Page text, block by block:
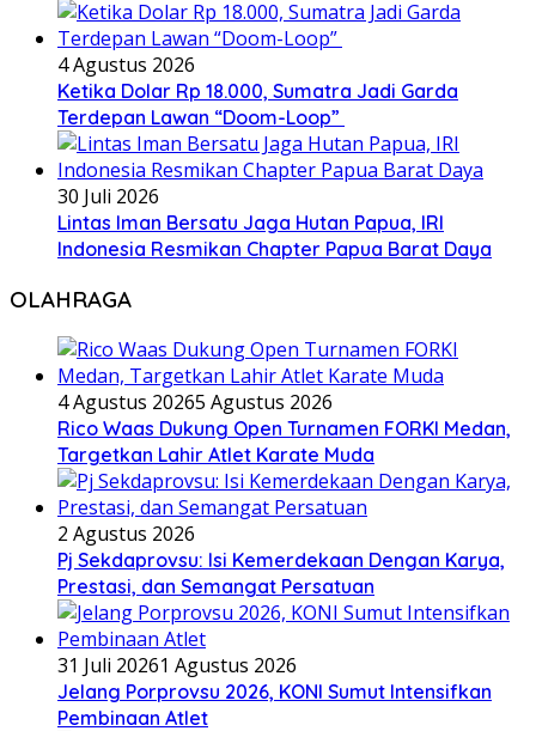
4 Agustus 2026
Ketika Dolar Rp 18.000, Sumatra Jadi Garda
Terdepan Lawan “Doom-Loop”
30 Juli 2026
Lintas Iman Bersatu Jaga Hutan Papua, IRI
Indonesia Resmikan Chapter Papua Barat Daya
OLAHRAGA
4 Agustus 20265 Agustus 2026
Rico Waas Dukung Open Turnamen FORKI Medan,
Targetkan Lahir Atlet Karate Muda
2 Agustus 2026
Pj Sekdaprovsu: Isi Kemerdekaan Dengan Karya,
Prestasi, dan Semangat Persatuan
31 Juli 20261 Agustus 2026
Jelang Porprovsu 2026, KONI Sumut Intensifkan
Pembinaan Atlet